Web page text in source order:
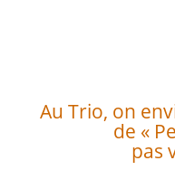
Au Trio, on
de «
pas